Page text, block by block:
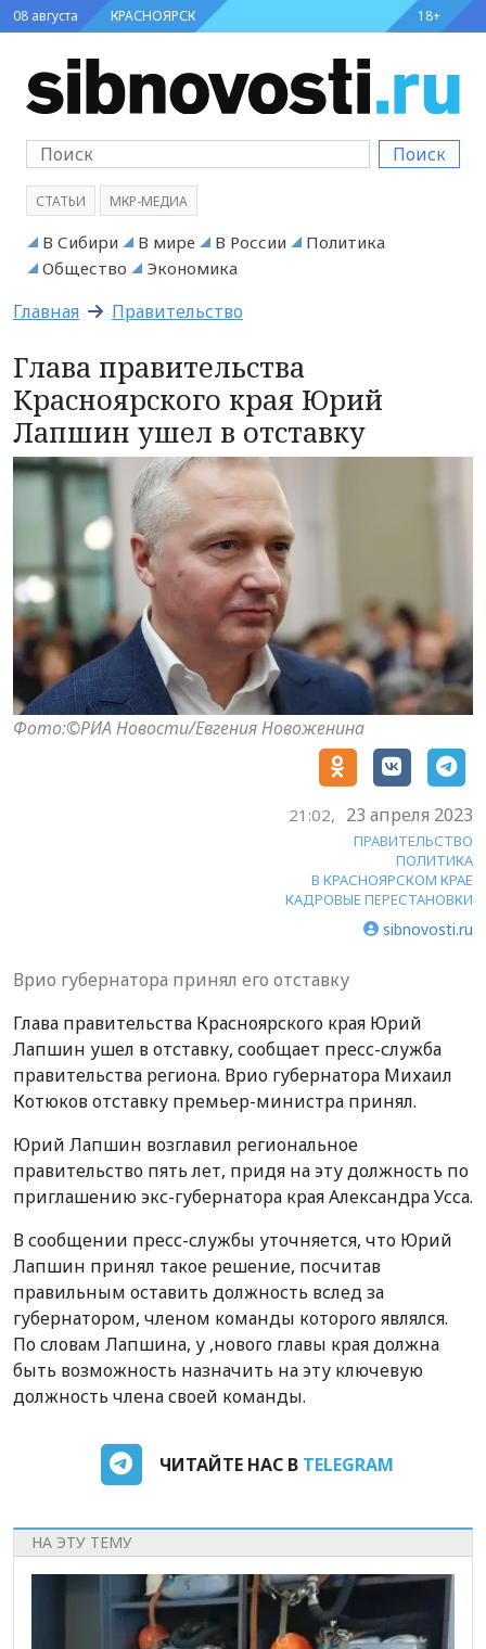
08 августа КРАСНОЯРСК 18+
Поиск
СТАТЬИ МКР-МЕДИА
В Сибири В мире В России
Политика
Общество
Экономика
Главная Правительство
Глава правительства
Красноярского края Юрий
Лапшин ушел в отставку
Фото:©РИА Новости/Евгения Новоженина
21:02, 23 апреля 2023
ПРАВИТЕЛЬСТВО
ПОЛИТИКА
В КРАСНОЯРСКОМ КРАЕ
КАДРОВЫЕ ПЕРЕСТАНОВКИ
sibnovosti.ru
Врио губернатора принял его отставку
Глава правительства Красноярского края Юрий
Лапшин ушел в отставку, сообщает пресс-служба
правительства региона. Врио губернатора Михаил
Котюков отставку премьер-министра принял.
Юрий Лапшин возглавил региональное
правительство пять лет, придя на эту должность по
приглашению экс-губернатора края Александра Усса.
В сообщении пресс-службы уточняется, что Юрий
Лапшин принял такое решение, посчитав
правильным оставить должность вслед за
губернатором, членом команды которого являлся.
По словам Лапшина, у ,нового главы края должна
быть возможность назначить на эту ключевую
должность члена своей команды.
ЧИТАЙТЕ НАС В TELEGRAM
НА ЭТУ ТЕМУ